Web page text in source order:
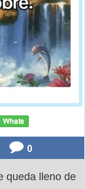
0
queda lleno de